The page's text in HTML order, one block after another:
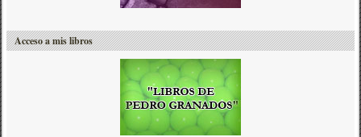
Acceso a mis libros